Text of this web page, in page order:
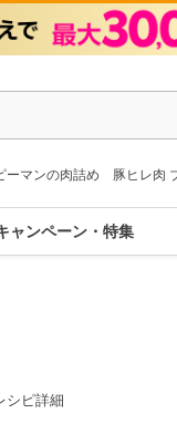
ーマンの肉詰め 豚ヒレ肉
ャンペーン・特集
シピ詳細